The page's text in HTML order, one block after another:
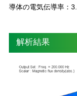
導体の電気伝導率：
解析結果